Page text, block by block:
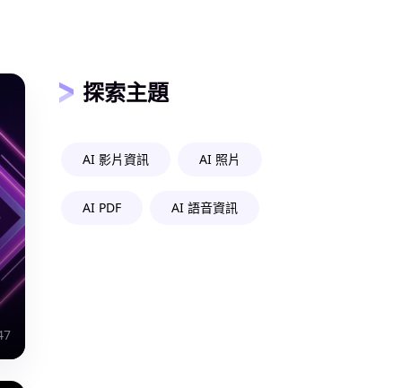
探索主題
AI 影片資訊 AI 照片
AI PDF AI 語音資訊